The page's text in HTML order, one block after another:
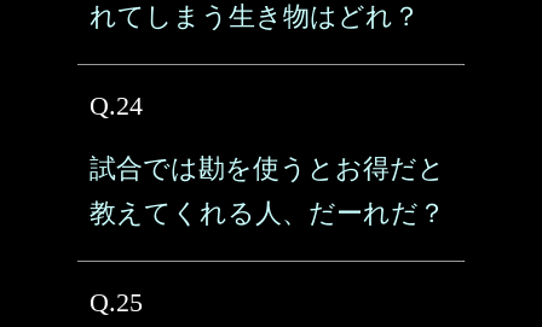
れてしまう生き物はどれ？
Q.24
試合では勘を使うとお得だと
教えてくれる人、だーれだ？
Q.25